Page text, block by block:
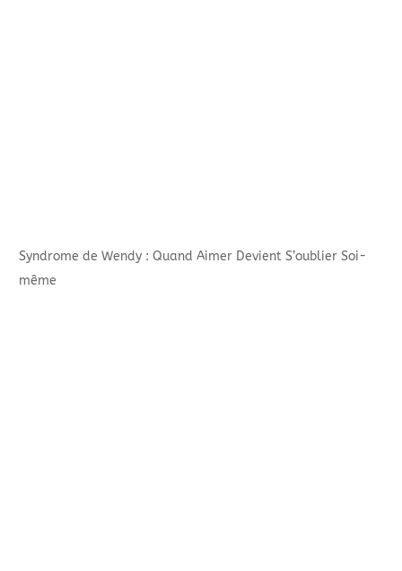
Syndrome de Wendy : Quand Aimer Devient S’oublier Soi-
même